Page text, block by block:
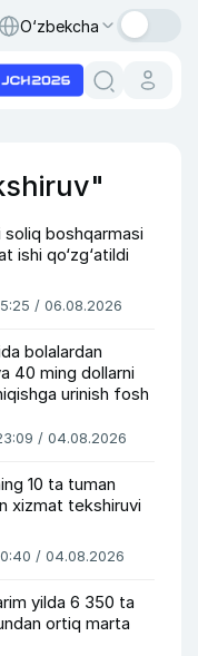
O‘zbekcha
boshqarmasi
ishi qo‘zg‘atildi
/ 06.08.2026
bolalardan
40 ming dollarni
urinish fosh
/ 04.08.2026
10 ta tuman
xizmat tekshiruvi
/ 04.08.2026
yilda 6 350 ta
ortiq marta